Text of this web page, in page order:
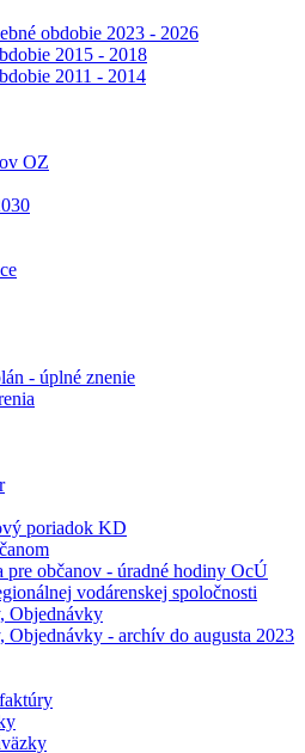
obdobie 2023 - 2026
2015 - 2018
2011 - 2014
OZ
- úplné znenie
poriadok KD
pre občanov - úradné hodiny OcÚ
vodárenskej spoločnosti
Objednávky
Objednávky - archív do augusta 2023